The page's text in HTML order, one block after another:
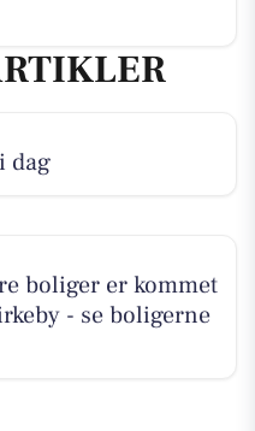
dag
boliger er kommet
- se boligerne